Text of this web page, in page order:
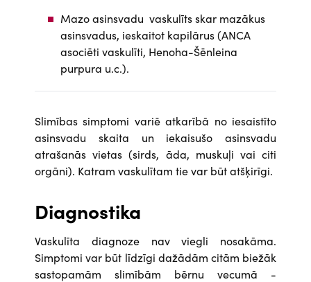
Mazo asinsvadu vaskulīts skar mazākus
asinsvadus, ieskaitot kapilārus (ANCA
asociēti vaskulīti, Henoha-Šēnleina
purpura u.c.).
Slimības simptomi variē atkarībā no iesaistīto
asinsvadu skaita un iekaisušo asinsvadu
atrašanās vietas (sirds, āda, muskuļi vai citi
orgāni). Katram vaskulītam tie var būt atšķirīgi.
Diagnostika
Vaskulīta diagnoze nav viegli nosakāma.
Simptomi var būt līdzīgi dažādām citām biežāk
sastopamām slimībām bērnu vecumā -